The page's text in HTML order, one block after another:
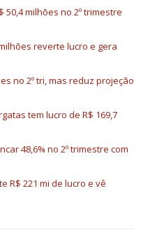
milhões no 2º trimestre
reverte lucro e gera
no 2º tri, mas reduz projeção
tem lucro de R$ 169,7
48,6% no 2º trimestre com
R$ 221 mi de lucro e vê